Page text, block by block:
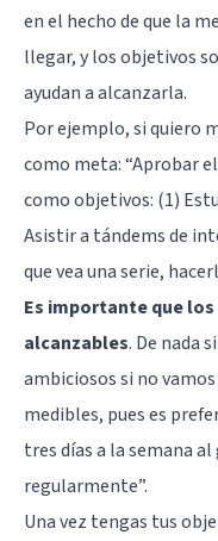
en el hecho de que la
llegar, y los objetivos
ayudan a alcanzarla.
Por ejemplo, si quiero
como meta: “Aprobar
como objetivos: (1)
Asistir a tándems de
que vea una serie,
Es importante que
alcanzables. De nada
ambiciosos si no
medibles, pues es
tres días a la semana
regularmente”.
Una vez tengas tus